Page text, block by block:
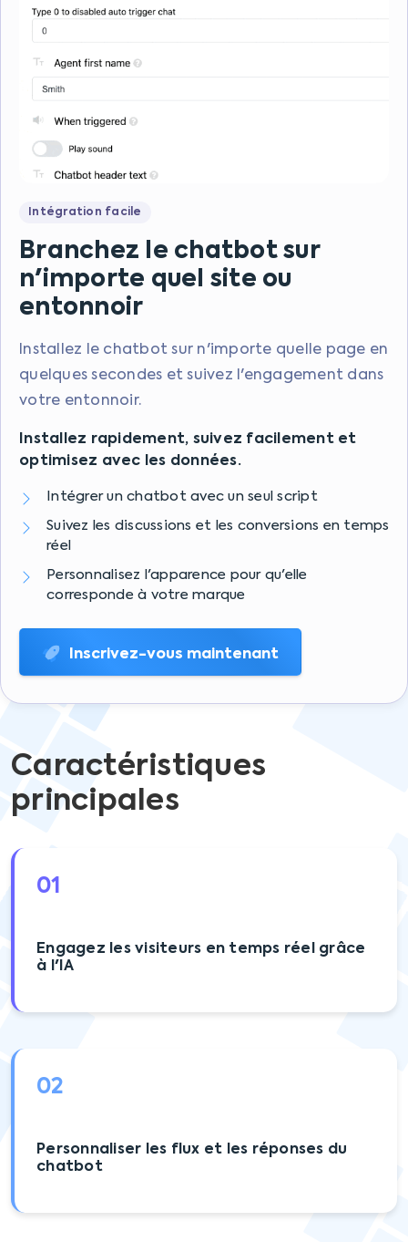
Intégration facile
Branchez le chatbot sur
n'importe quel site ou
entonnoir
Installez le chatbot sur n'importe quelle page en
quelques secondes et suivez l'engagement dans
votre entonnoir.
Installez rapidement, suivez facilement et
optimisez avec les données.
Intégrer un chatbot avec un seul script
Suivez les discussions et les conversions en temps
réel
Personnalisez l'apparence pour qu'elle
corresponde à votre marque
Inscrivez-vous maintenant
Caractéristiques
principales
01
Engagez les visiteurs en temps réel grâce
à l'IA
02
Personnaliser les flux et les réponses du
chatbot